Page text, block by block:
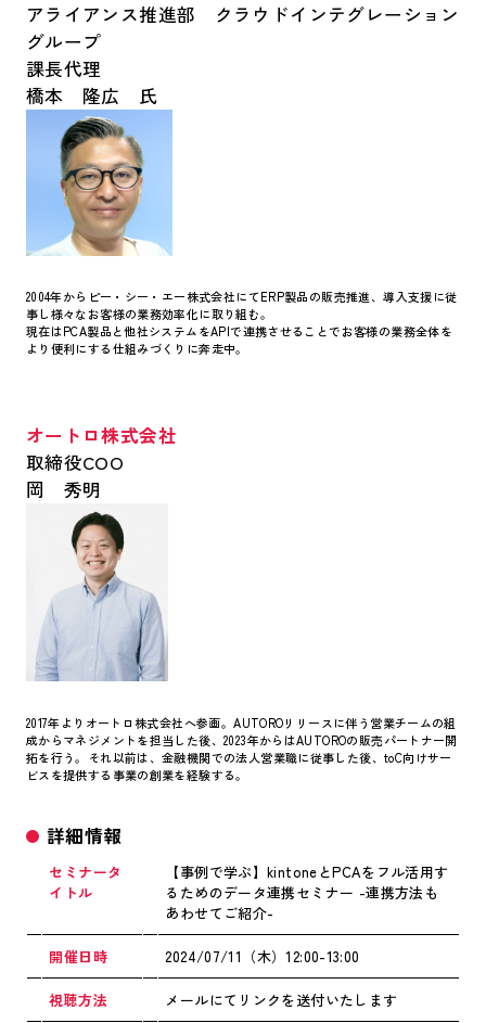
アライアンス推進部 クラウドインテグレーション
グループ
課長代理
橋本 隆広 氏
2004年からピー・シー・エー株式会社にてERP製品の販売推進、導入支援に従
事し様々なお客様の業務効率化に取り組む。
現在はPCA製品と他社システムをAPIで連携させることでお客様の業務全体を
より便利にする仕組みづくりに奔走中。
オートロ株式会社
取締役COO
岡 秀明
2017年よりオートロ株式会社へ参画。AUTOROリリースに伴う営業チームの組
成からマネジメントを担当した後、2023年からはAUTOROの販売パートナー開
拓を行う。それ以前は、金融機関での法人営業職に従事した後、toC向けサー
ビスを提供する事業の創業を経験する。
詳細情報
セミナータ
イトル
【事例で学ぶ】kintoneとPCAをフル活用す
るためのデータ連携セミナー -連携方法も
あわせてご紹介-
開催日時 2024/07/11（木）12:00-13:00
視聴方法 メールにてリンクを送付いたします